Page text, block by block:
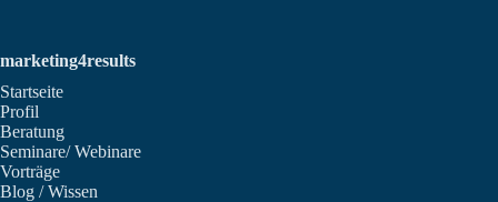
marketing4results
Startseite
Profil
Beratung
Seminare/ Webinare
Vorträge
Blog / Wissen